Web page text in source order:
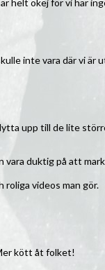
inte vara där vi är
upp till de lite
duktig på att
roliga videos man gör.
kött åt folket!